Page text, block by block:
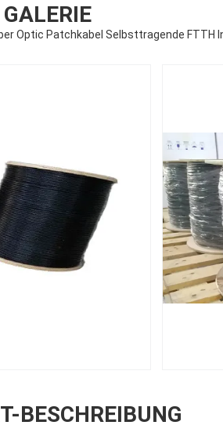
GALERIE
Optic Patchkabel Selbsttragende FTTH
BESCHREIBUNG